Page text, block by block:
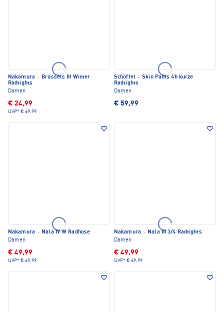
Nakamura · Brussels III Winter
Radtights
Damen
€ 24,99
UVP* € 69,99
Schöffel · Skin Pants 4h kurze
Radtights
Damen
€ 59,99
Nakamura · Nala IV W Radhose
Damen
€ 49,99
UVP* € 69,99
Nakamura · Nala III 3/4 Radtights
Damen
€ 49,99
UVP* € 69,99